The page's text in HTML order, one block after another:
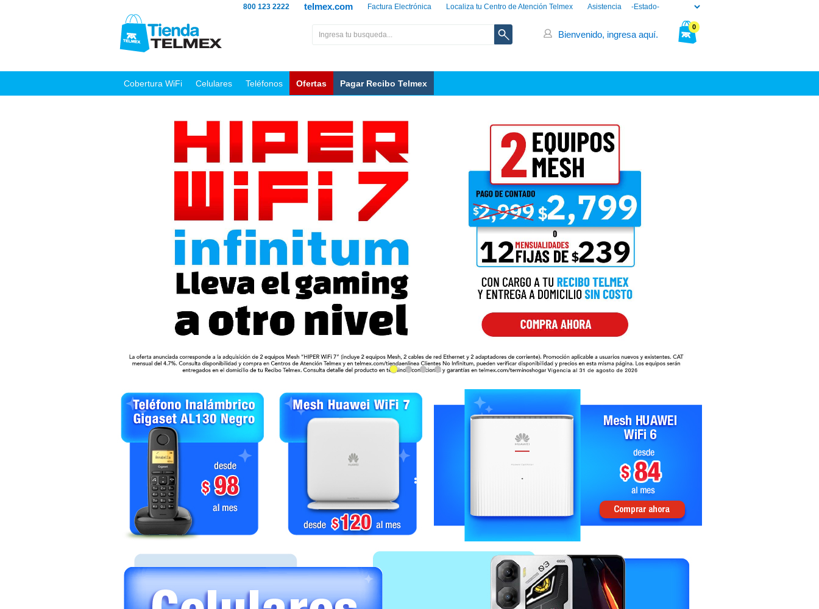
Asistencia
Localiza tu Centro de Atención Telmex
Factura Electrónica
telmex.com
800 123 2222
0
Bienvenido, ingresa aquí.
Cobertura WiFi Celulares Teléfonos Ofertas Pagar Recibo Telmex